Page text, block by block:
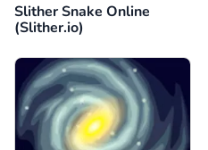
Slither Snake Online
(Slither.io)